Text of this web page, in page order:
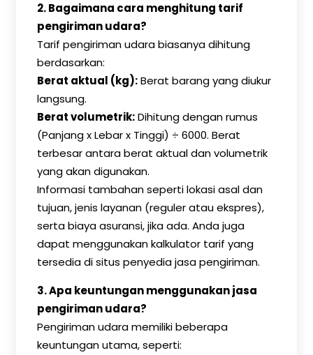
2. Bagaimana cara menghitung tarif
pengiriman udara?
Tarif pengiriman udara biasanya dihitung
berdasarkan:
Berat aktual (kg):Berat barang yang diukur
langsung.
Berat volumetrik:Dihitung dengan rumus
(Panjang x Lebar x Tinggi) ÷ 6000. Berat
terbesar antara berat aktual dan volumetrik
yang akan digunakan.
Informasi tambahan seperti lokasi asal dan
tujuan, jenis layanan (reguler atau ekspres),
serta biaya asuransi, jika ada. Anda juga
dapat menggunakan kalkulator tarif yang
tersedia di situs penyedia jasa pengiriman.
3. Apa keuntungan menggunakan jasa
pengiriman udara?
Pengiriman udara memiliki beberapa
keuntungan utama, seperti: